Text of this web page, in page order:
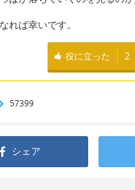
れば幸いです。
役に立った 2
57399
シェア